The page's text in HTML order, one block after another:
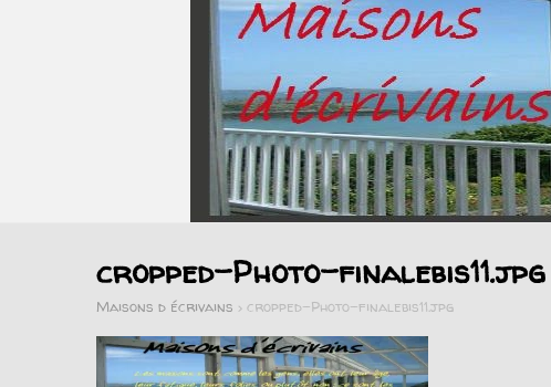
cropped-Photo-finalebis11.jpg
Maisons d écrivains > cropped-Photo-finalebis11.jpg